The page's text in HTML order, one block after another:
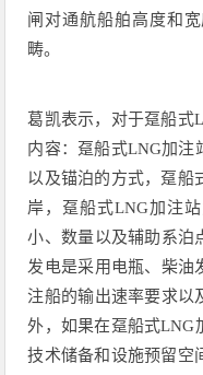
闸对通航船舶高度和
畴。
葛凯表示，对于趸船式
内容：趸船式LNG加注
以及锚泊的方式，趸船
岸，趸船式LNG加注
小、数量以及辅助系泊
发电是采用电瓶、柴油
注船的输出速率要求以
外，如果在趸船式LNG
技术储备和设施预留空